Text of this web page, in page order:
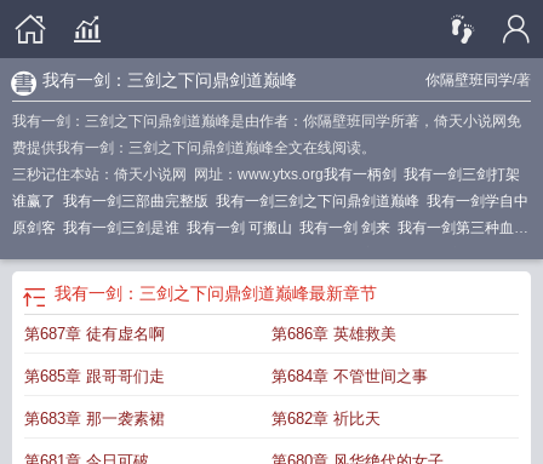
你隔壁班同学/著
我有一剑：三剑之下问鼎剑道巅峰
我有一剑：三剑之下问鼎剑道巅峰是由作者：你隔壁班同学所著，倚天小说网免
费提供我有一剑：三剑之下问鼎剑道巅峰全文在线阅读。
三秒记住本站：倚天小说网 网址：www.ytxs.org我有一柄剑 我有一剑三剑打架
谁赢了 我有一剑三部曲完整版 我有一剑三剑之下问鼎剑道巅峰 我有一剑学自中
原剑客 我有一剑三剑是谁 我有一剑 可搬山 我有一剑 剑来 我有一剑第三种血脉
问长生我有一剑那三本 我有一剑三剑实力境界 我有一剑三部
三剑是谁
我有一剑：三剑之下问鼎剑道巅峰最新章节
第687章 徒有虚名啊 第686章 英雄救美
第685章 跟哥哥们走 第684章 不管世间之事
第683章 那一袭素裙 第682章 祈比天